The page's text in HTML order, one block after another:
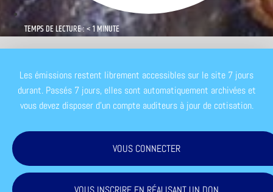
TEMPS DE LECTURE : < 1 MINUTE
Les émissions restent librement accessibles sur le site 7 jours
durant. Passés 7 jours, elles sont automatiquement archivées et
vous devez disposer d'un compte auditeurs à jour de cotisation.
VOUS CONNECTER